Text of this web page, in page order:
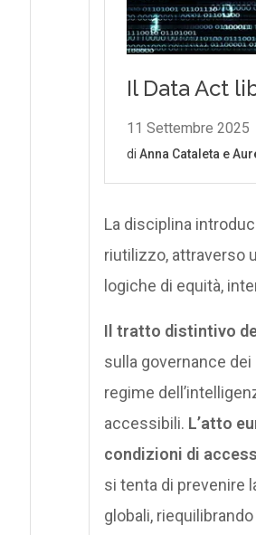
La disciplina
riutilizzo, attraverso
logiche di equità,
Il tratto distintivo
sulla governance
regime
accessibili. L’atto
condizioni di
si tenta di prevenire
globali,